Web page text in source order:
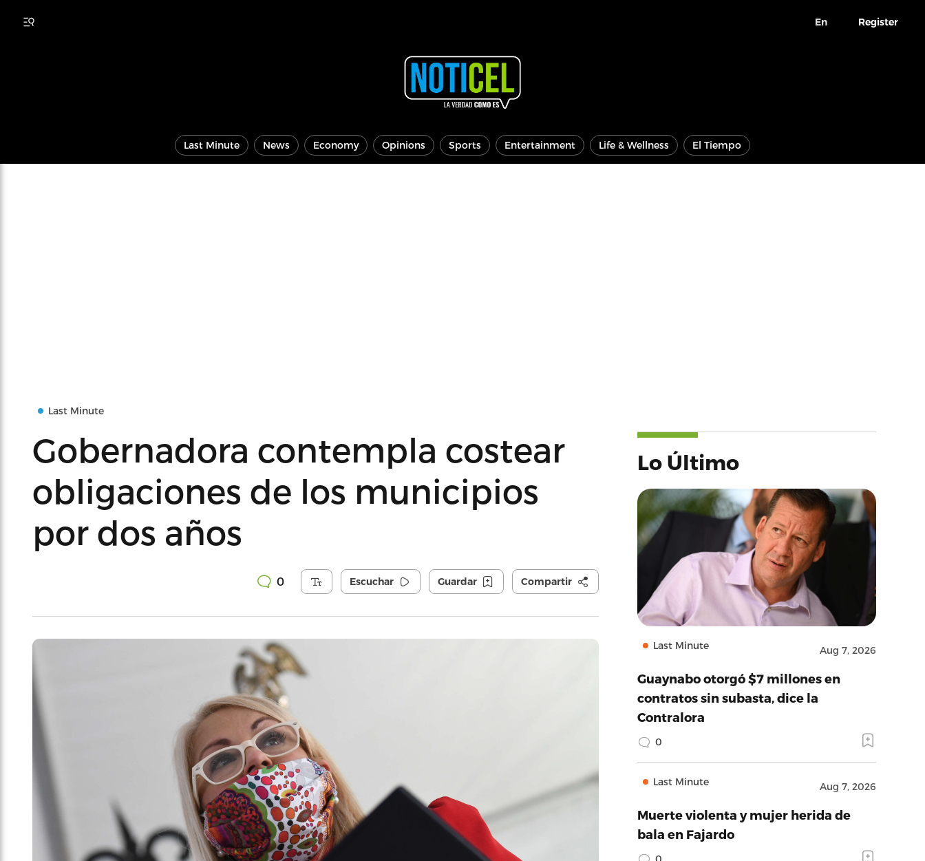
En Register
Last Minute News Economy Opinions Sports Entertainment Life & Wellness El Tiempo
Last Minute
Gobernadora contempla costear
obligaciones de los municipios
por dos años
0 Escuchar Guardar Compartir
Lo Último
Last Minute Aug 7, 2026
Guaynabo otorgó $7 millones en
contratos sin subasta, dice la
Contralora
0
Last Minute Aug 7, 2026
Muerte violenta y mujer herida de
bala en Fajardo
0